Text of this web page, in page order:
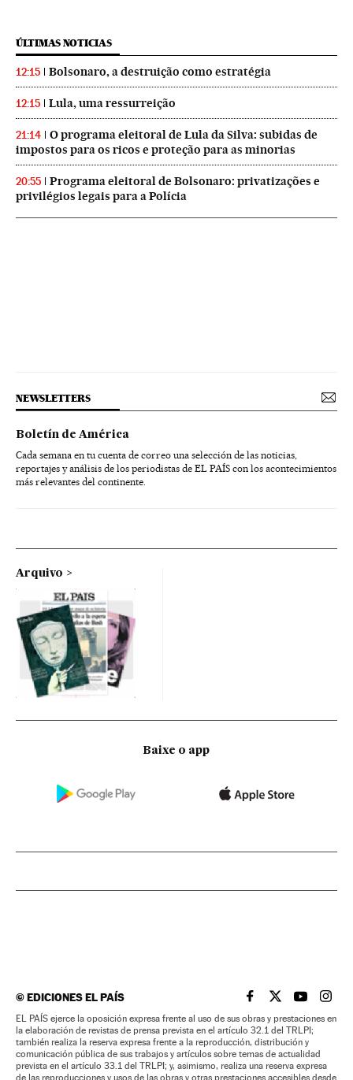
ÚLTIMAS NOTICIAS
12:15 Bolsonaro, a destruição como estratégia
12:15 Lula, uma ressurreição
21:14
O programa eleitoral de Lula da Silva: subidas de
impostos para os ricos e proteção para as minorias
20:55
Programa eleitoral de Bolsonaro: privatizações e
privilégios legais para a Polícia
NEWSLETTERS
Boletín de América
Cada semana en tu cuenta de correo una selección de las noticias,
reportajes y análisis de los periodistas de EL PAÍS con los acontecimientos
más relevantes del continente.
Arquivo
Baixe o app
©EDICIONES EL PAÍS EL PAÍS BRASIL EN
EL PAÍSEL PAÍS
EL
EL PAÍS ejerce la oposición expresa frente al uso de sus obras y prestaciones en
la elaboración de revistas de prensa prevista en el artículo 32.1 del TRLPI;
también realiza la reserva expresa frente a la reproducción, distribución y
comunicación pública de sus trabajos y artículos sobre temas de actualidad
prevista en el artículo 33.1 del TRLPI; y, asimismo, realiza una reserva expresa